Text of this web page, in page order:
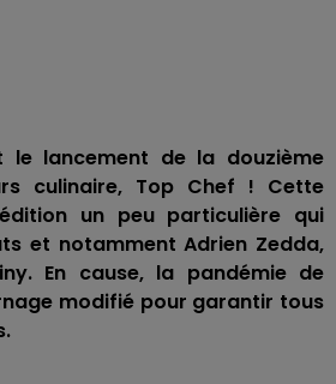
le lancement de la douzième
culinaire, Top Chef ! Cette
un peu particulière qui
et notamment Adrien Zedda,
En cause, la pandémie de
modifié pour garantir tous